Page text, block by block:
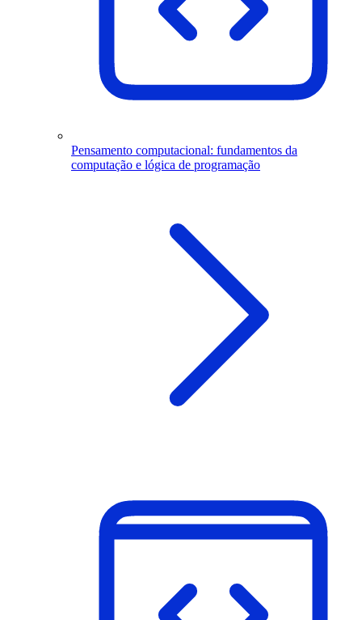
Pensamento computacional: fundamentos da
computação e lógica de programação